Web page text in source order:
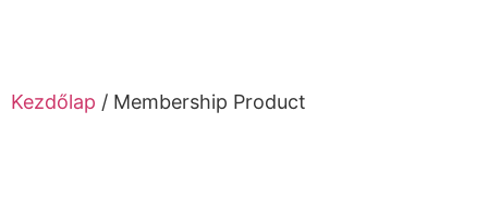
Kezdőlap / Membership Product